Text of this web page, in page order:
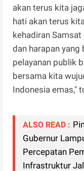
akan terus kita
hati akan terus
kehadiran
dan harapan
pelayanan publik
bersama kita
Indonesia emas,"
ALSO READ :
Gubernur
Percepatan
Infrastruktur